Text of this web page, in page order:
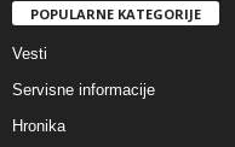
POPULARNE KATEGORIJE
Vesti
Servisne informacije
Hronika